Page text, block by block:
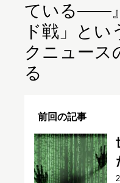
ている――
ド戦」と
クニュース
る
前回の記事